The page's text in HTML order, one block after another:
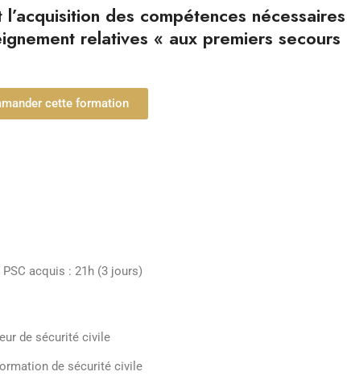
des compétences
relatives « aux premiers secours
cette formation
acquis : 21h (3 jours)
de sécurité civile
de sécurité civile